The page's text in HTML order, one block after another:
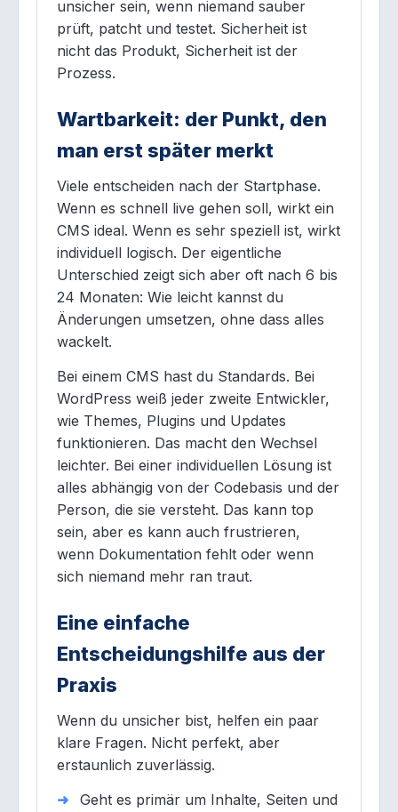
unsicher sein, wenn niemand sauber
prüft, patcht und testet. Sicherheit ist
nicht das Produkt, Sicherheit ist der
Prozess.
Wartbarkeit: der Punkt, den
man erst später merkt
Viele entscheiden nach der Startphase.
Wenn es schnell live gehen soll, wirkt ein
CMS ideal. Wenn es sehr speziell ist, wirkt
individuell logisch. Der eigentliche
Unterschied zeigt sich aber oft nach 6 bis
24 Monaten: Wie leicht kannst du
Änderungen umsetzen, ohne dass alles
wackelt.
Bei einem CMS hast du Standards. Bei
WordPress weiß jeder zweite Entwickler,
wie Themes, Plugins und Updates
funktionieren. Das macht den Wechsel
leichter. Bei einer individuellen Lösung ist
alles abhängig von der Codebasis und der
Person, die sie versteht. Das kann top
sein, aber es kann auch frustrieren,
wenn Dokumentation fehlt oder wenn
sich niemand mehr ran traut.
Eine einfache
Entscheidungshilfe aus der
Praxis
Wenn du unsicher bist, helfen ein paar
klare Fragen. Nicht perfekt, aber
erstaunlich zuverlässig.
Geht es primär um Inhalte, Seiten und